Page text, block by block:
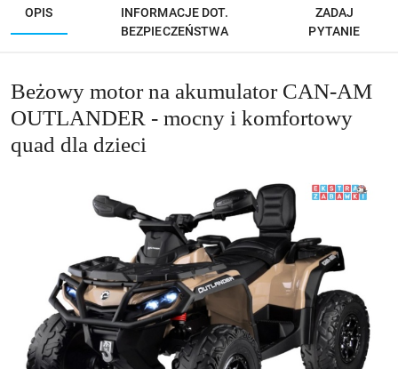
OPIS
INFORMACJE DOT.
BEZPIECZEŃSTWA
ZADAJ
PYTANIE
Beżowy motor na akumulator CAN-AM
OUTLANDER - mocny i komfortowy
quad dla dzieci